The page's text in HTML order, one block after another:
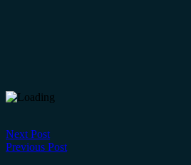
Next Post
Previous Post